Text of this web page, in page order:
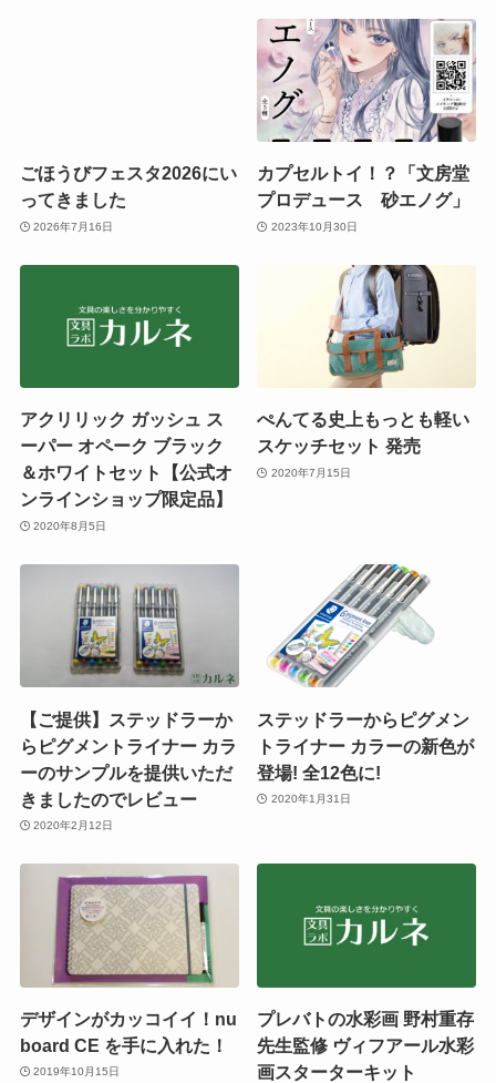
ごほうびフェスタ2026にい
ってきました
2026年7月16日
カプセルトイ！？「文房堂
プロデュース 砂エノグ」
2023年10月30日
アクリリック ガッシュ ス
ーパー オペーク ブラック
＆ホワイトセット【公式オ
ンラインショップ限定品】
2020年8月5日
ぺんてる史上もっとも軽い
スケッチセット 発売
2020年7月15日
【ご提供】ステッドラーか
らピグメントライナー カラ
ーのサンプルを提供いただ
きましたのでレビュー
2020年2月12日
ステッドラーからピグメン
トライナー カラーの新色が
登場! 全12色に!
2020年1月31日
デザインがカッコイイ！nu
board CE を手に入れた！
2019年10月15日
プレバトの水彩画 野村重存
先生監修 ヴィフアール水彩
画スターターキット